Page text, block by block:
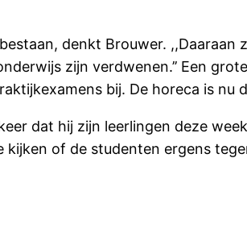
denkt Brouwer.
zijn verdwenen.’’ Een
bij. De horeca is nu
dat hij zijn leerlingen deze
of de studenten ergens